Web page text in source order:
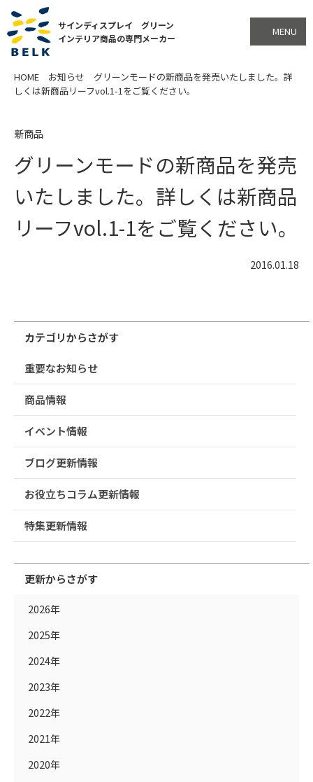
サインディスプレイ グリーン
インテリア商品の専門メーカー
MENU
HOME お知らせ
グリーンモードの新商品を発売いたしました。詳
しくは新商品リーフvol.1-1をご覧ください。
新商品
グリーンモードの新商品を発売
いたしました。詳しくは新商品
リーフvol.1-1をご覧ください。
2016.01.18
カテゴリからさがす
重要なお知らせ
商品情報
イベント情報
ブログ更新情報
お役立ちコラム更新情報
特集更新情報
更新からさがす
2026年
2025年
2024年
2023年
2022年
2021年
2020年